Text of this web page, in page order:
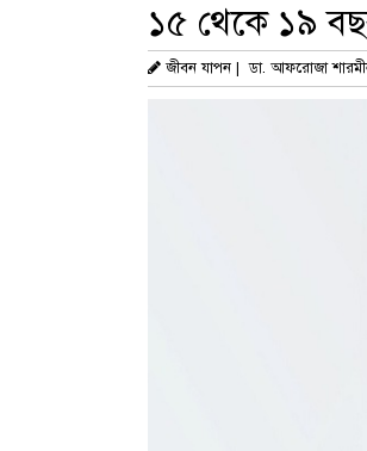
১৫ থেকে ১৯
জীবন যাপন | ডা. আফরোজা